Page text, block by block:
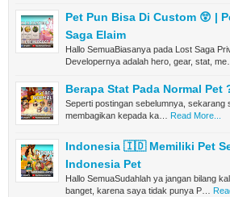
Pet Pun Bisa Di Custom 😲 |
Saga Elaim
Hallo SemuaBiasanya pada Lost Saga
Developernya adalah hero, gear, stat, me…
Berapa Stat Pada Normal Pet
Seperti postingan sebelumnya, sekarang
membagikan kepada ka…
Read More...
Indonesia 🇮🇩 Memiliki Pet
Indonesia Pet
Hallo SemuaSudahlah ya jangan bilang
banget, karena saya tidak punya P…